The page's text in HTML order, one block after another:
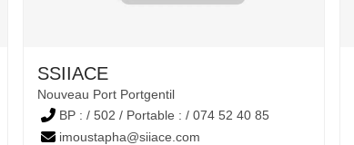
SSIIACE
Nouveau Port Portgentil
BP : / 502 / Portable : / 074 52 40 85
imoustapha@siiace.com